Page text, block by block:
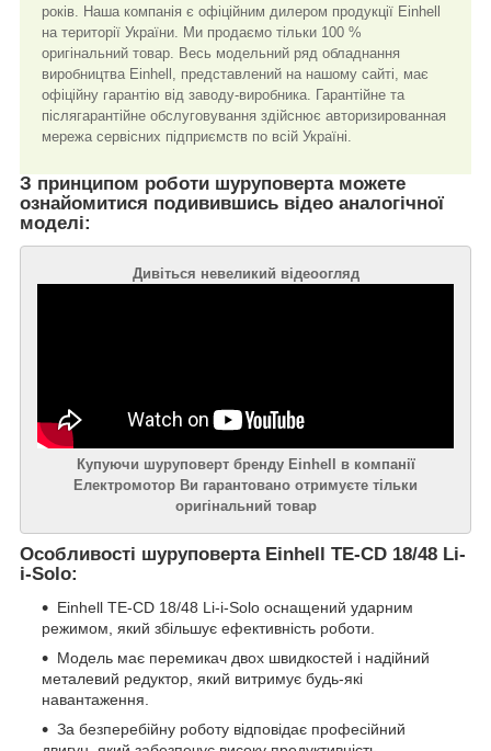
років. Наша компанія є офіційним дилером продукції Einhell
на території України. Ми продаємо тільки 100 %
оригінальний товар. Весь модельний ряд обладнання
виробництва Einhell, представлений на нашому сайті, має
офіційну гарантію від заводу-виробника. Гарантійне та
післягарантійне обслуговування здійснює авторизированная
мережа сервісних підприємств по всій Україні.
З принципом роботи шуруповерта можете
ознайомитися подивившись відео аналогічної
моделі:
Дивіться невеликий відеоогляд
Купуючи шуруповерт бренду Einhell в компанії
Електромотор Ви гарантовано отримуєте тільки
оригінальний товар
Особливості шуруповерта Einhell TE-CD 18/48 Li-
i-Solo:
Einhell TE-CD 18/48 Li-i-Solo оснащений ударним
режимом, який збільшує ефективність роботи.
Модель має перемикач двох швидкостей і надійний
металевий редуктор, який витримує будь-які
навантаження.
За безперебійну роботу відповідає професійний